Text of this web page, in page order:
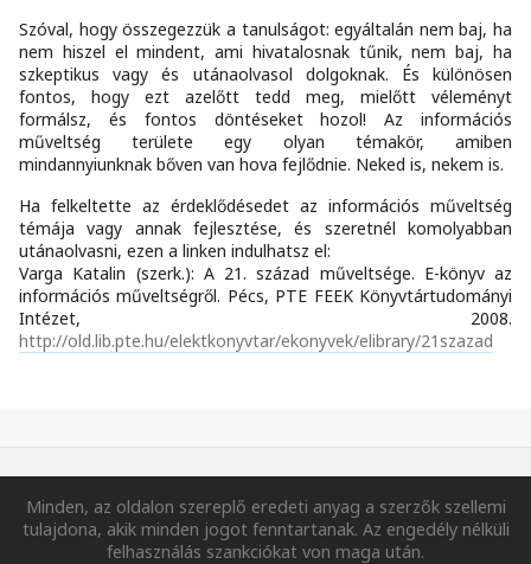
Szóval, hogy összegezzük a tanulságot: egyáltalán nem baj, ha
nem hiszel el mindent, ami hivatalosnak tűnik, nem baj, ha
szkeptikus vagy és utánaolvasol dolgoknak. És különösen
fontos, hogy ezt azelőtt tedd meg, mielőtt véleményt
formálsz, és fontos döntéseket hozol! Az információs
műveltség területe egy olyan témakör, amiben
mindannyiunknak bőven van hova fejlődnie. Neked is, nekem is.
Ha felkeltette az érdeklődésedet az információs műveltség
témája vagy annak fejlesztése, és szeretnél komolyabban
utánaolvasni, ezen a linken indulhatsz el:
Varga Katalin (szerk.): A 21. század műveltsége. E-könyv az
információs műveltségről. Pécs, PTE FEEK Könyvtártudományi
Intézet, 2008.
http://old.lib.pte.hu/elektkonyvtar/ekonyvek/elibrary/21szazad
Minden, az oldalon szereplő eredeti anyag a szerzők szellemi
tulajdona, akik minden jogot fenntartanak. Az engedély nélküli
felhasználás szankciókat von maga után.